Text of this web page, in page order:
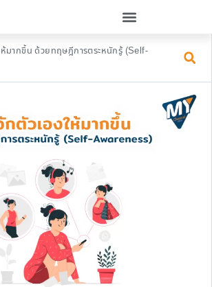
ห้มากขึ้น ด้วยทฤษฎีการตระหนักรู้ (Self-